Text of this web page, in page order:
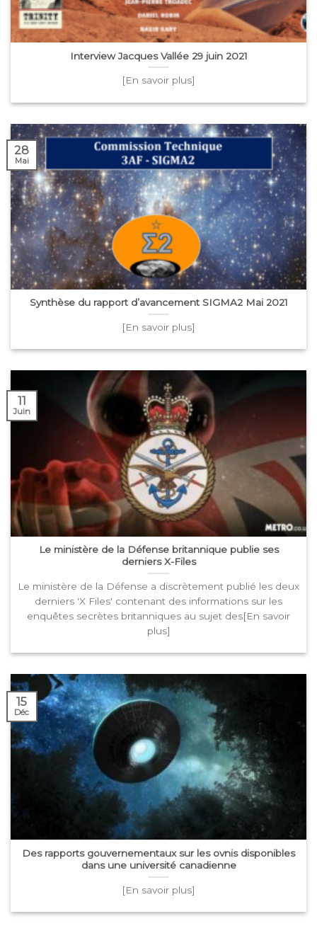
Interview Jacques Vallée 29 juin 2021
[En savoir plus]
Synthèse du rapport d’avancement SIGMA2 Mai 2021
[En savoir plus]
28
Mai
Le ministère de la Défense britannique publie ses
derniers X-Files
Le ministère de la Défense a discrètement publié les deux
derniers 'X Files' contenant des informations sur les
enquêtes secrètes britanniques au sujet des[En savoir
plus]
11
Des rapports gouvernementaux sur les ovnis disponibles
dans une université canadienne
[En savoir plus]
15
Déc